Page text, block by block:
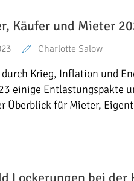
Käufer und Mieter
Charlotte Salow
Krieg, Inflation und
einige Entlastungspakte
Überblick für Mieter,
Lockerungen bei der